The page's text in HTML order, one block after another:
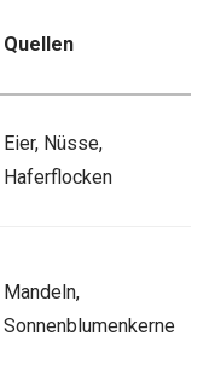
Quellen
Eier, Nüsse,
Haferflocken
Mandeln,
Sonnenblumenkerne